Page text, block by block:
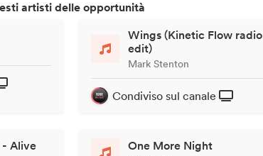
artisti delle opportunità
Wings (Kinetic Flow radio
edit)
Mark Stenton
Condiviso sul canale
- Alive One More Night